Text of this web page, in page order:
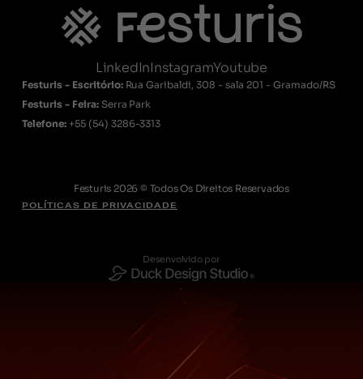
LinkedInInstagramYoutube
Festuris - Escritório: Rua Garibaldi, 308 - sala 201 - Gramado/RS
Festuris - Feira: Serra Park
Telefone: +55 (54) 3286-3313
Festuris 2026 © Todos Os Direitos Reservados
POLÍTICAS DE PRIVACIDADE
Desenvolvido por